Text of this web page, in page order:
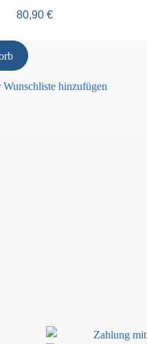
80,90 €
Wunschliste hinzufügen